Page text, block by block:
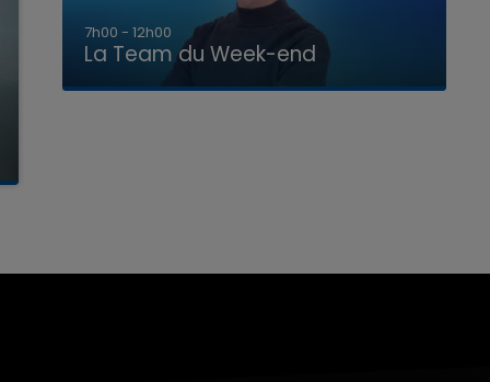
16h00 - 20h00
La Team du Week-end